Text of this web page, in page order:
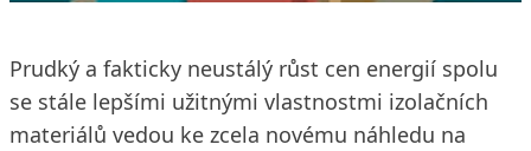
Prudký a fakticky neustálý růst cen energií spolu
se stále lepšími užitnými vlastnostmi izolačních
materiálů vedou ke zcela novému náhledu na